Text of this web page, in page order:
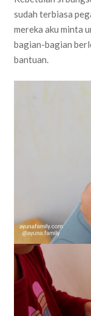
sudah terbiasa
mereka aku minta
bagian-bagian
bantuan.